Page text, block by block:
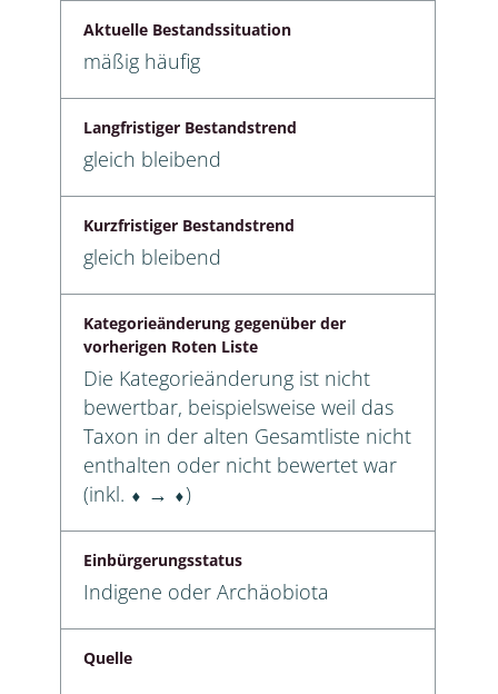
Aktuelle Bestandssituation
mäßig häufig
Langfristiger Bestandstrend
gleich bleibend
Kurzfristiger Bestandstrend
gleich bleibend
Kategorieänderung gegenüber der
vorherigen Roten Liste
Die Kategorieänderung ist nicht
bewertbar, beispielsweise weil das
Taxon in der alten Gesamtliste nicht
enthalten oder nicht bewertet war
(inkl. ⬧ → ⬧)
Einbürgerungsstatus
Indigene oder Archäobiota
Quelle